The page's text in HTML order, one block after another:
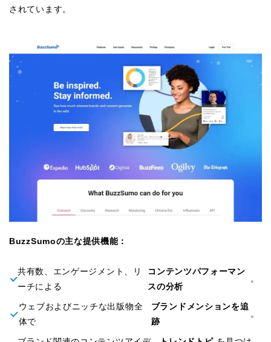
されています。
BuzzSumoの主な提供機能：
共有数、エンゲージメント、リ
ーチによる
コンテンツパフォーマン
スの分析
。
ウェブおよびニッチな出版物全
体で
ブランドメンションを追
跡
。